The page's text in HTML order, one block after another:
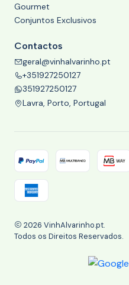
Gourmet
Conjuntos Exclusivos
Contactos
geral@vinhalvarinho.pt
+351927250127
351927250127
Lavra, Porto, Portugal
2026 VinhAlvarinho.pt.
Todos os Direitos Reservados.